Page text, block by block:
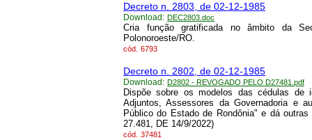
Decreto n. 2803, de 02-12-1985
Download: DEC2803.doc
Cria função gratificada no âmbito da
Polonoroeste/RO.
cód. 6793
Decreto n. 2802, de 02-12-1985
Download: D2802 - REVOGADO PELO D27481.pdf
Dispõe sobre os modelos das cédulas de
Adjuntos, Assessores da Governadoria e
Público do Estado de Rondônia" e dá
27.481, DE 14/9/2022)
cód. 37481